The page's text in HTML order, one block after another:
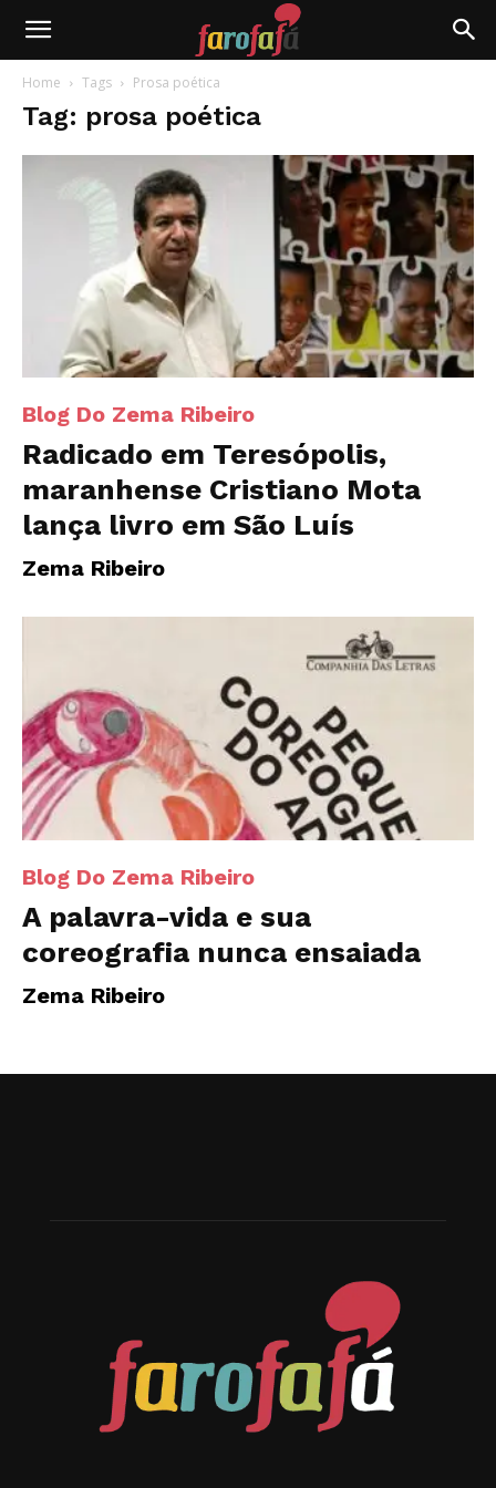
Farofafá
Home Tags Prosa poética
Tag: prosa poética
Blog Do Zema Ribeiro
Radicado em Teresópolis,
maranhense Cristiano Mota
lança livro em São Luís
Zema Ribeiro
Blog Do Zema Ribeiro
A palavra-vida e sua
coreografia nunca ensaiada
Zema Ribeiro